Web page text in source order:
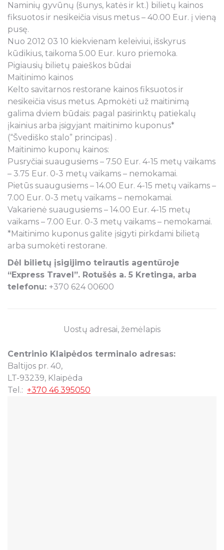
Naminių gyvūnų (šunys, katės ir kt.) bilietų kainos
fiksuotos ir nesikeičia visus metus – 40.00 Eur. į vieną
pusę.
Nuo 2012 03 10 kiekvienam keleiviui, išskyrus
kūdikius, taikoma 5.00 Eur. kuro priemoka.
Pigiausių bilietų paieškos būdai
Maitinimo kainos
Kelto savitarnos restorane kainos fiksuotos ir
nesikeičia visus metus. Apmokėti už maitinimą
galima dviem būdais: pagal pasirinktų patiekalų
įkainius arba įsigyjant maitinimo kuponus*
(“Švediško stalo” principas) .
Maitinimo kuponų kainos:
Pusryčiai suaugusiems – 7.50 Eur. 4-15 metų vaikams
– 3.75 Eur. 0-3 metų vaikams – nemokamai.
Pietūs suaugusiems – 14.00 Eur. 4-15 metų vaikams –
7.00 Eur. 0-3 metų vaikams – nemokamai.
Vakarienė suaugusiems – 14.00 Eur. 4-15 metų
vaikams – 7.00 Eur. 0-3 metų vaikams – nemokamai.
*Maitinimo kuponus galite įsigyti pirkdami bilietą
arba sumokėti restorane.
Dėl bilietų įsigijimo teirautis agentūroje
“Express Travel”. Rotušės a. 5 Kretinga, arba
telefonu: +370 624 00600
Uostų adresai, žemėlapis
Centrinio Klaipėdos terminalo adresas:
Baltijos pr. 40,
LT-93239, Klaipėda
Tel.: +370 46 395050